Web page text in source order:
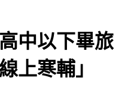
中以下畢旅
上寒輔」